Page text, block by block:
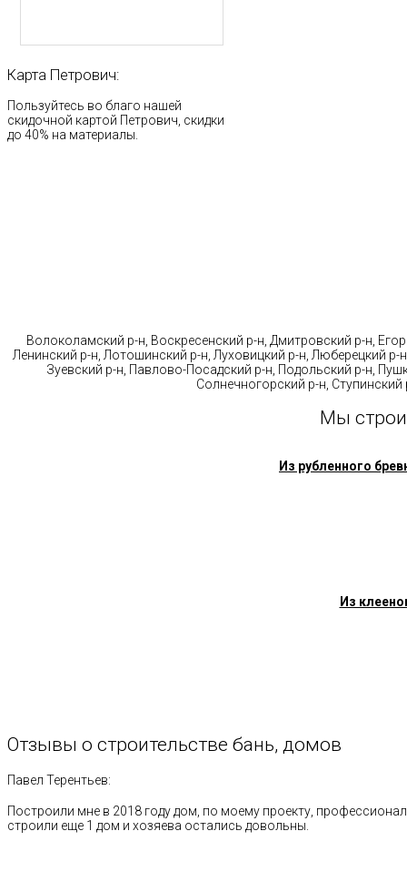
Карта Петрович:
Пользуйтесь во благо нашей
скидочной картой Петрович, скидки
до 40% на материалы.
Волоколамский р-н, Воскресенский р-н, Дмитровский р-н,
Ленинский р-н, Лотошинский р-н, Луховицкий р-н, Люберецкий
Зуевский р-н, Павлово-Посадский р-н, Подольский р-н,
Солнечногорский р-н,
Мы
Из рубленного
Из
Отзывы о строительстве бань, домов
Павел Терентьев:
Построили мне в 2018 году дом, по моему проекту,
строили еще 1 дом и хозяева остались довольны.